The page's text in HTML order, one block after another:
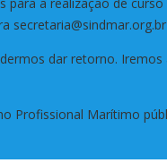
para a realização de
dar retorno.
Profissional Marítimo